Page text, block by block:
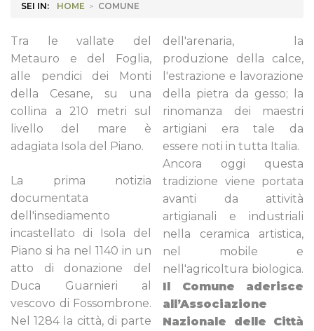
SEI IN: HOME > COMUNE
Tra le vallate del
Metauro e del Foglia,
alle pendici dei Monti
della Cesane, su una
collina a 210 metri sul
livello del mare è
adagiata Isola del Piano.
La prima notizia
documentata
dell'insediamento
incastellato di Isola del
Piano si ha nel 1140 in un
atto di donazione del
Duca Guarnieri al
vescovo di Fossombrone.
Nel 1284 la città, di parte
dell'arenaria, la
produzione della calce,
l'estrazione e lavorazione
della pietra da gesso; la
rinomanza dei maestri
artigiani era tale da
essere noti in tutta Italia.
Ancora oggi questa
tradizione viene portata
avanti da attività
artigianali e industriali
nella ceramica artistica,
nel mobile e
nell'agricoltura biologica.
Il Comune aderisce
all’Associazione
Nazionale delle Città